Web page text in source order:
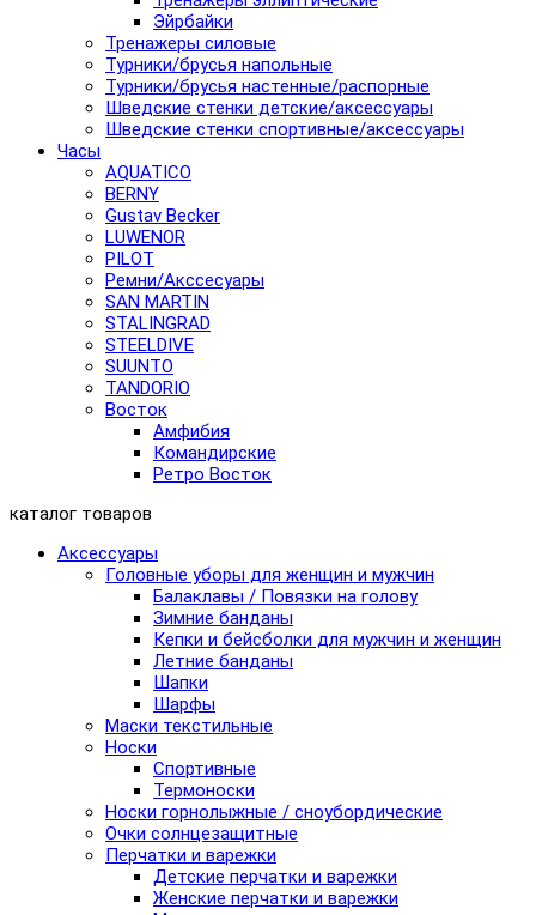
Эйрбайки
Тренажеры силовые
Турники/брусья напольные
Турники/брусья настенные/распорные
Шведские стенки детские/аксессуары
Шведские стенки спортивные/аксессуары
Часы
AQUATICO
BERNY
Gustav Becker
LUWENOR
PILOT
Pемни/Акссесуары
SAN MARTIN
STALINGRAD
STEELDIVE
SUUNTO
TANDORIO
Восток
Амфибия
Командирские
Ретро Восток
каталог товаров
Аксессуары
Головные уборы для женщин и мужчин
Балаклавы / Повязки на голову
Зимние банданы
Кепки и бейсболки для мужчин и женщин
Летние банданы
Шапки
Шарфы
Маски текстильные
Носки
Спортивные
Термоноски
Носки горнолыжные / сноубордические
Очки солнцезащитные
Перчатки и варежки
Детские перчатки и варежки
Женские перчатки и варежки